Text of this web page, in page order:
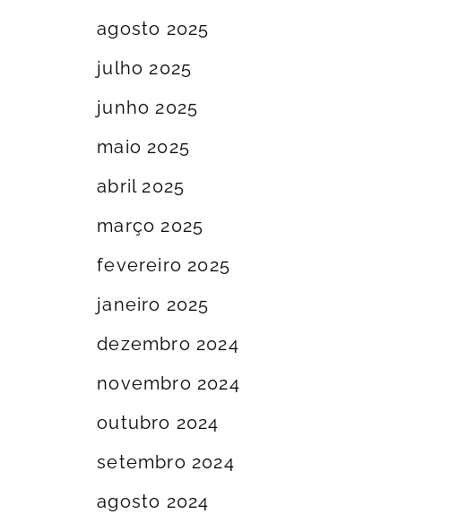
agosto 2025
julho 2025
junho 2025
maio 2025
abril 2025
março 2025
fevereiro 2025
janeiro 2025
dezembro 2024
novembro 2024
outubro 2024
setembro 2024
agosto 2024